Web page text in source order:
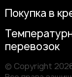
Покупка в
перевозок
© Copyright